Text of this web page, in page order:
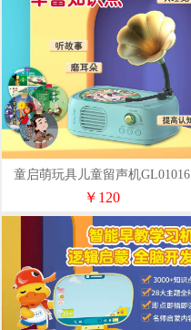
童启萌玩具儿童留声机GL01016
￥120